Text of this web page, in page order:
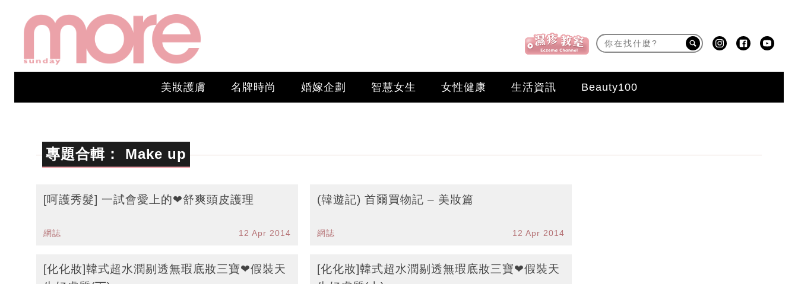
美妝護膚 名牌時尚 婚嫁企劃 智慧女生 女性健康 生活資訊 Beauty100
專題合輯： Make up
[呵護秀髮] 一試會愛上的❤舒爽頭皮護理
網誌 12 Apr 2014
(韓遊記) 首爾買物記 – 美妝篇
網誌 12 Apr 2014
[化化妝]韓式超水潤剔透無瑕底妝三寶❤假裝天
[化化妝]韓式超水潤剔透無瑕底妝三寶❤假裝天